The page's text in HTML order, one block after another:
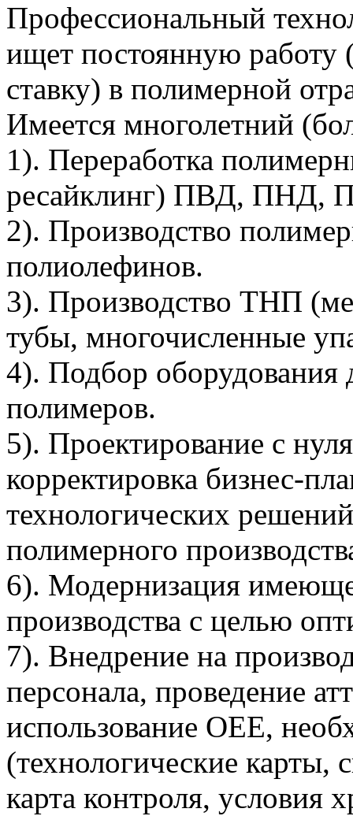
Профессиональный
ищет постоянную
ставку) в полимерной
Имеется многолетний
1). Переработка
ресайклинг) ПВД, ПНД,
2). Производство
полиолефинов.
3). Производство ТНП
тубы, многочисленные
4). Подбор оборудования
полимеров.
5). Проектирование с
корректировка бизнес-
технологических
полимерного
6). Модернизация
производства с целью
7). Внедрение на
персонала, проведение
использование OEE,
(технологические
карта контроля, условия